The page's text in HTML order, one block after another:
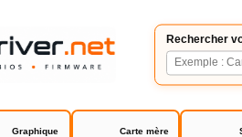
Rechercher
Graphique Carte mère